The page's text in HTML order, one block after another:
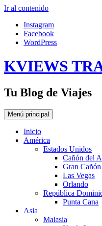
Ir al contenido
Instagram
Facebook
WordPress
KVIEWS
Tu Blog de Viajes
Menú principal
Inicio
América
Estados Unidos
Cañón del
Gran
Las Vegas
Orlando
República
Punta Cana
Asia
Malasia